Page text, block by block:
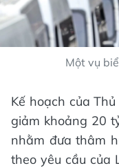
Một vụ
Kế hoạch của
giảm khoảng 20
nhằm đưa thâm
theo yêu cầu của